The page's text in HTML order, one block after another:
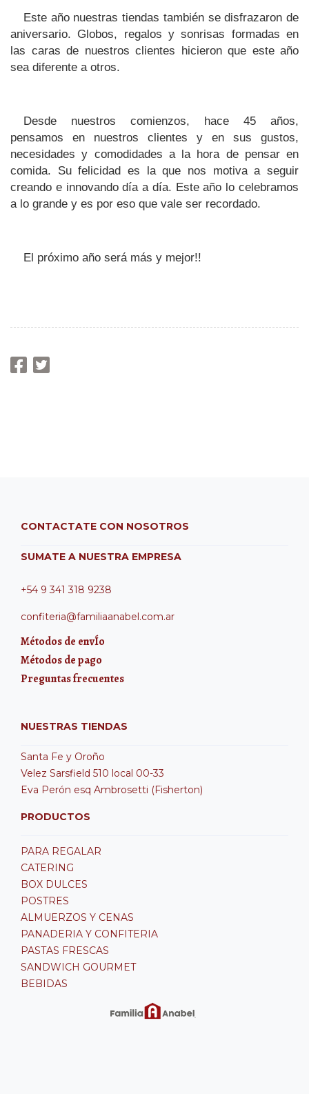
Este año nuestras tiendas también se disfrazaron de
aniversario. Globos, regalos y sonrisas formadas en
las caras de nuestros clientes hicieron que este año
sea diferente a otros.
Desde nuestros comienzos, hace 45 años,
pensamos en nuestros clientes y en sus gustos,
necesidades y comodidades a la hora de pensar en
comida. Su felicidad es la que nos motiva a seguir
creando e innovando día a día. Este año lo celebramos
a lo grande y es por eso que vale ser recordado.
El próximo año será más y mejor!!
CONTACTATE CON NOSOTROS
SUMATE A NUESTRA EMPRESA
+54 9 341 318 9238
confiteria@familiaanabel.com.ar
Métodos de envÍo
Métodos de pago
Preguntas frecuentes
NUESTRAS TIENDAS
Santa Fe y Oroño
Velez Sarsfield 510 local 00-33
Eva Perón esq Ambrosetti (Fisherton)
PRODUCTOS
PARA REGALAR
CATERING
BOX DULCES
POSTRES
ALMUERZOS Y CENAS
PANADERIA Y CONFITERIA
PASTAS FRESCAS
SANDWICH GOURMET
BEBIDAS